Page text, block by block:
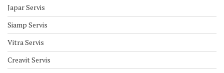
Japar Servis
Siamp Servis
Vitra Servis
Creavit Servis